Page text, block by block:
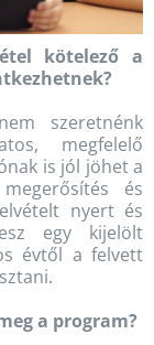
kötelező a
szeretnénk
megfelelő
is jól jöhet a
és
nyert és
egy kijelölt
évtől a felvett
a program?